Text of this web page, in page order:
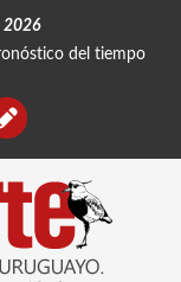
2026
del tiempo
Contáctanos